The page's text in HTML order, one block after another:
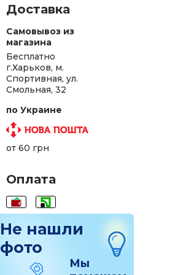
Доставка
Самовывоз из
магазина
Бесплатно
г.Харьков, м.
Спортивная, ул.
Смольная, 32
по Украине
от 60 грн
Оплата
Не нашли
фото
Мы